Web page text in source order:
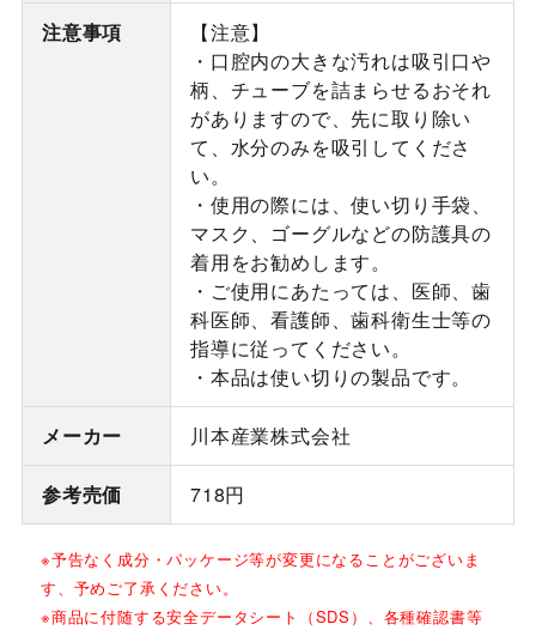
注意事項
【注意】
・口腔内の大きな汚れは吸引口や
柄、チューブを詰まらせるおそれ
がありますので、先に取り除い
て、水分のみを吸引してくださ
い。
・使用の際には、使い切り手袋、
マスク、ゴーグルなどの防護具の
着用をお勧めします。
・ご使用にあたっては、医師、歯
科医師、看護師、歯科衛生士等の
指導に従ってください。
・本品は使い切りの製品です。
メーカー 川本産業株式会社
参考売価 718円
※予告なく成分・パッケージ等が変更になることがございま
す、予めご了承ください。
※商品に付随する安全データシート（SDS）、各種確認書等